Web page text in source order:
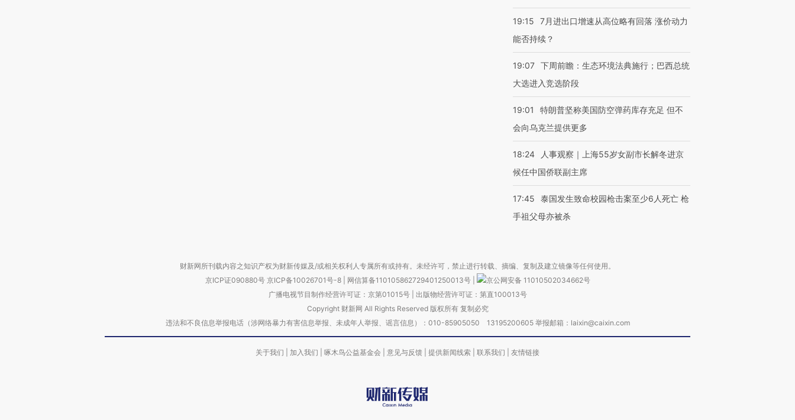
19:15
7月进出口增速从高位略有回落 涨价动力
能否持续？
19:07 下周前瞻：生态环境法典施行；巴西总统
大选进入竞选阶段
19:01
特朗普坚称美国防空弹药库存充足 但不
会向乌克兰提供更多
18:24
人事观察｜上海55岁女副市长解冬进京
候任中国侨联副主席
17:45
泰国发生致命校园枪击案至少6人死亡 枪
手祖父母亦被杀
财新网所刊载内容之知识产权为财新传媒及/或相关权利人专属所有或持有。未经许可，禁止进行转载、摘编、复制及建立镜像等任何使用。
京ICP证090880号 京ICP备10026701号-8 网信算备110105862729401250013号
京公网安备 11010502034662号
广播电视节目制作经营许可证：京第01015号| 出版物经营许可证：第直100013号
Copyright 财新网 All Rights Reserved 版权所有 复制必究
违法和不良信息举报电话（涉网络暴力有害信息举报、未成年人举报、谣言信息）：010-85905050 13195200605 举报邮箱：laixin@caixin.com
关于我们 加入我们 啄木鸟公益基金会 意见与反馈 提供新闻线索 联系我们 友情链接